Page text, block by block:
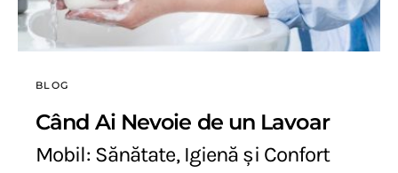
BLOG
Când Ai Nevoie de un Lavoar
Mobil: Sănătate, Igienă și Confort